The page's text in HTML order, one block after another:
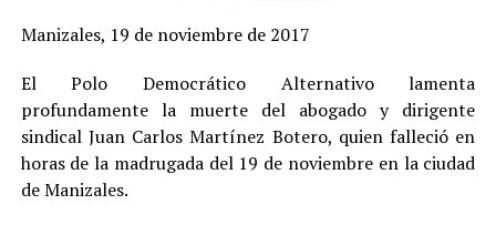
Manizales, 19 de noviembre de 2017
El Polo Democrático Alternativo lamenta
profundamente la muerte del abogado y dirigente
sindical Juan Carlos Martínez Botero, quien falleció en
horas de la madrugada del 19 de noviembre en la ciudad
de Manizales.